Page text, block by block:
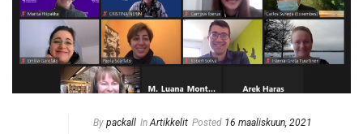
By packall In Artikkelit Posted 16 maaliskuun, 2021